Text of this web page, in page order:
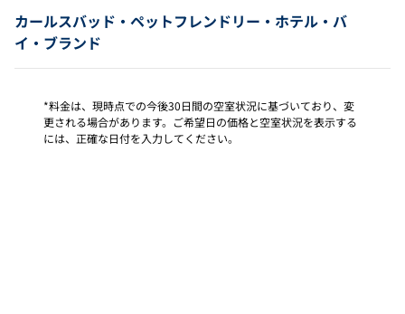
カールスバッド・ペットフレンドリー・ホテル・バ
イ・ブランド
*料金は、現時点での今後30日間の空室状況に基づいており、変
更される場合があります。ご希望日の価格と空室状況を表示する
には、正確な日付を入力してください。